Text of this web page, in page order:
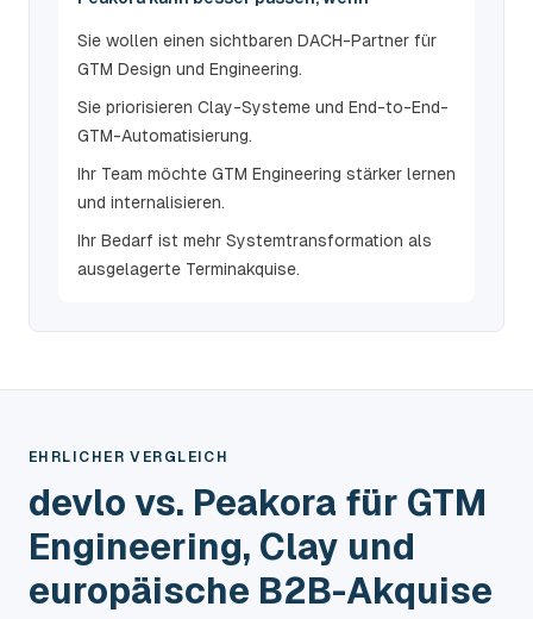
Sie wollen einen sichtbaren DACH-Partner für
GTM Design und Engineering.
Sie priorisieren Clay-Systeme und End-to-End-
GTM-Automatisierung.
Ihr Team möchte GTM Engineering stärker lernen
und internalisieren.
Ihr Bedarf ist mehr Systemtransformation als
ausgelagerte Terminakquise.
EHRLICHER VERGLEICH
devlo vs. Peakora für GTM
Engineering, Clay und
europäische B2B-Akquise